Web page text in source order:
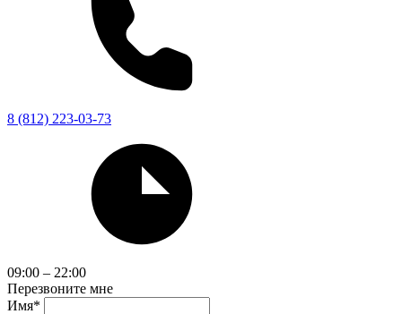
8 (812) 223-03-73
09:00 – 22:00
Перезвоните мне
Имя*